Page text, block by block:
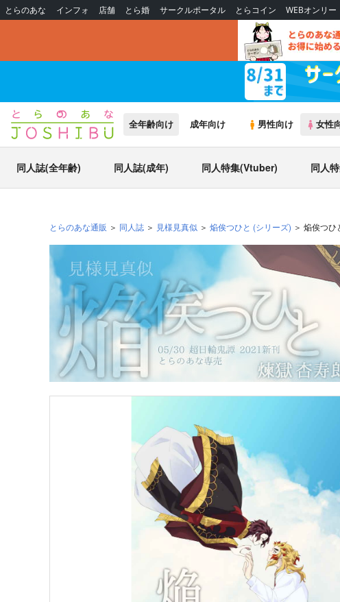
とらのあな インフォ 店舗 とら婚 サークルポータル とらコイン WEBオンリー
全年齢向け 成年向け 男性向け 女性
同人誌(全年齢) 同人誌(成年) 同人特集(Vtuber) 同人
とらのあな通販 同人誌 見様見真似 焔俟つひと (シリーズ) 焔俟つひ